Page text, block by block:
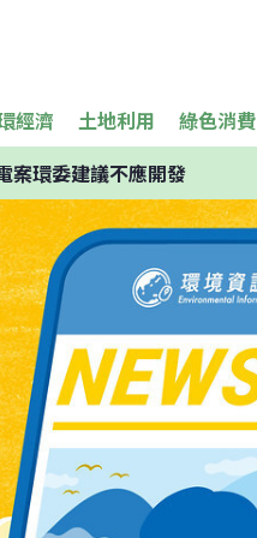
經濟 土地利用 綠色消費
案環委建議不應開發